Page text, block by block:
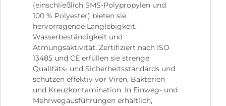
(einschließlich SMS-Polypropylen und
100 % Polyester) bieten sie
hervorragende Langlebigkeit,
Wasserbeständigkeit und
Atmungsaktivität. Zertifiziert nach ISO
13485 und CE erfüllen sie strenge
Qualitäts- und Sicherheitsstandards und
schützen effektiv vor Viren, Bakterien
und Kreuzkontamination. In Einweg- und
Mehrwegausführungen erhältlich,